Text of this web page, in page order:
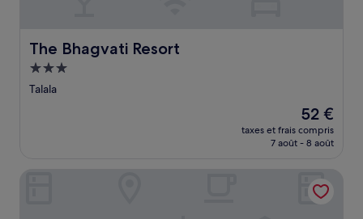
The Bhagvati Resort
The Bhagvati Resort
Hébergement
3.0 étoiles
Talala
Le
nouveau
prix
de
52 €
52 €
taxes et frais compris
7 août - 8 août